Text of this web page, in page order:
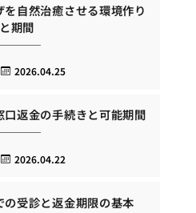
自然治癒させる環境作り
と期間
2026.04.25
返金の手続きと可能期間
2026.04.22
受診と返金期限の基本